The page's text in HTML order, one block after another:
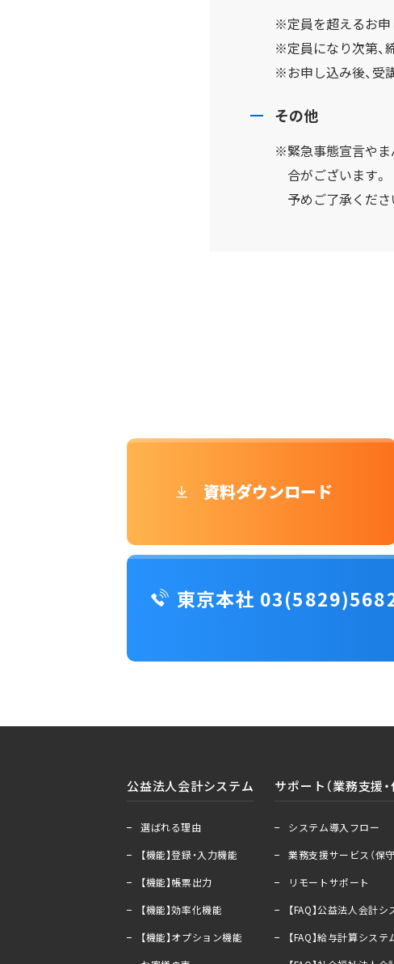
※定員を超えるお申
※定員になり次第、
※お申し込み後、受
その他
※緊急事態宣言やま
合がございます。
予めご了承くださ
資料ダウンロード
東京本社
公益法人会計システム
選ばれる理由
【機能】登録・入力機能
【機能】帳票出力
【機能】効率化機能
【機能】オプション機能
サポート（業務支援・
システム導入フロー
業務支援サービス（保守
リモートサポート
【FAQ】公益法人会計シ
【FAQ】給与計算システ